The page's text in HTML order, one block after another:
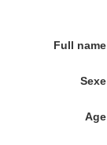
Full name
Sexe
Age